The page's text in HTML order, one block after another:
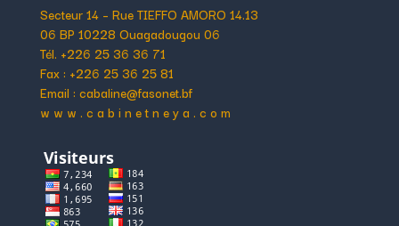
Secteur 14 – Rue TIEFFO AMORO 14.13
06 BP 10228 Ouagadougou 06
Tél. +226 25 36 36 71
Fax : +226 25 36 25 81
Email : cabaline@fasonet.bf
w w w . c a b i n e t n e y a . c o m